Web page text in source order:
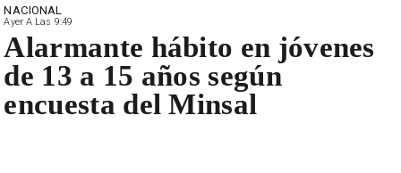
NACIONAL
Ayer A Las 9:49
Alarmante hábito en jóvenes
de 13 a 15 años según
encuesta del Minsal